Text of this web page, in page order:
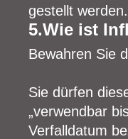
gestellt werden.
5.Wie ist
Bewahren Sie
Sie dürfen
„verwendbar
Verfalldatum